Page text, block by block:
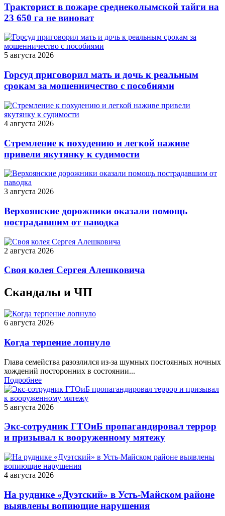
Тракторист в пожаре среднеколымской тайги на
23 650 га не виноват
5 августа 2026
Горсуд приговорил мать и дочь к реальным
срокам за мошенничество с пособиями
4 августа 2026
Стремление к похудению и легкой наживе
привели якутянку к судимости
3 августа 2026
Верхоянские дорожники оказали помощь
пострадавшим от паводка
2 августа 2026
Своя колея Сергея Алешковича
Скандалы и ЧП
6 августа 2026
Когда терпение лопнуло
Глава семейства разозлился из-за шумных постоянных ночных
хождений посторонних в состоянии...
Подробнее
5 августа 2026
Экс-сотрудник ГТОиБ пропагандировал террор
и призывал к вооруженному мятежу
4 августа 2026
На руднике «Дуэтский» в Усть-Майском районе
выявлены вопиющие нарушения